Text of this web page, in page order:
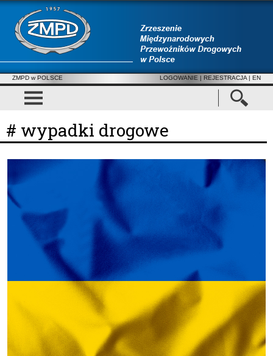
ZMPD w POLSCE LOGOWANIE | REJESTRACJA | EN
# wypadki drogowe